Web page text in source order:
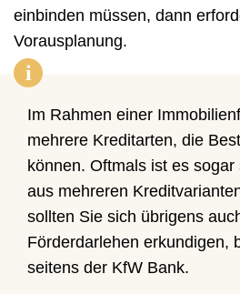
einbinden müssen, dann
Vorausplanung.
i
Im Rahmen einer
mehrere Kreditarten, die
können. Oftmals ist es
aus mehreren
sollten Sie sich übrigens
Förderdarlehen erkundigen,
seitens der KfW Bank.